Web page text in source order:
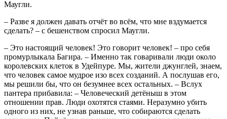
Маугли.
– Разве я должен давать отчёт во всём, что мне вздумается
сделать? – с бешенством спросил Маугли.
– Это настоящий человек! Это говорит человек! – про себя
промурлыкала Багира. – Именно так говаривали люди около
королевских клеток в Удейпуре. Мы, жители джунглей, знаем,
что человек самое мудрое изо всех созданий. А послушав его,
мы решили бы, что он безумнее всех остальных. – Вслух
пантера прибавила: – Человеческий детёныш в этом
отношении прав. Люди охотятся стаями. Неразумно убить
одного из них, не узнав раньше, что собираются сделать